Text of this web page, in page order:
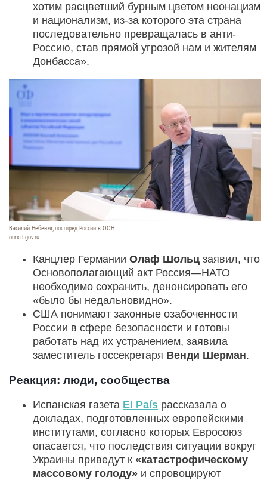
хотим расцветший бурным цветом неонацизм
и национализм, из-за которого эта страна
последовательно превращалась в анти-
Россию, став прямой угрозой нам и жителям
Донбасса».
Василий Небензя, постпред России в ООН.
ouncil.gov.ru
Канцлер Германии Олаф Шольц заявил, что
Основополагающий акт Россия—НАТО
необходимо сохранить, денонсировать его
«было бы недальновидно».
США понимают законные озабоченности
России в сфере безопасности и готовы
работать над их устранением, заявила
заместитель госсекретаря Венди Шерман.
Реакция: люди, сообщества
Испанская газета El País рассказала о
докладах, подготовленных европейскими
институтами, согласно которых Евросоюз
опасается, что последствия ситуации вокруг
Украины приведут к «катастрофическому
массовому голоду» и спровоцируют